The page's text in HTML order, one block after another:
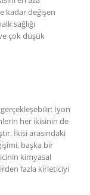
kadar değişen
sağlığı
çok düşük
İyon
her ikisinin de
İkisi arasındaki
başka bir
kimyasal
fazla kirleticiyi